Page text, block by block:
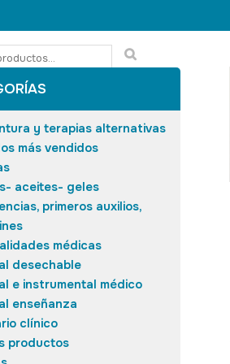
y terapias alternativas
más vendidos
aceites- geles
primeros auxilios,
médicas
desechable
e instrumental médico
enseñanza
clínico
productos